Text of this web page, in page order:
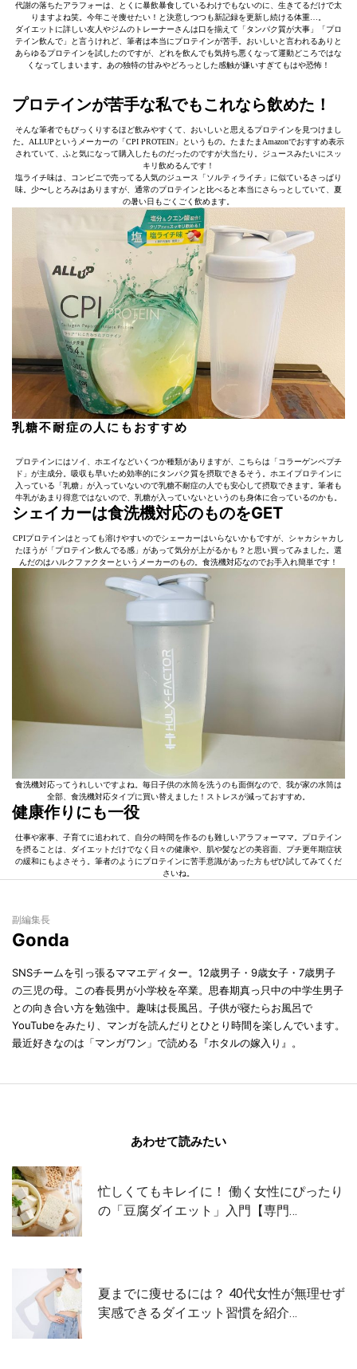
代謝の落ちたアラフォーは、とくに暴飲暴食しているわけでもないのに、生きてるだけで太
りますよね笑。今年こそ痩せたい！と決意しつつも新記録を更新し続ける体重…。
ダイエットに詳しい友人やジムのトレーナーさんは口を揃えて「タンパク質が大事」「プロ
テイン飲んで」と言うけれど、筆者は本当にプロテインが苦手。おいしいと言われるありと
あらゆるプロテインを試したのですが、どれを飲んでも気持ち悪くなって運動どころではな
くなってしまいます。あの独特の甘みやどろっとした感触が嫌いすぎてもはや恐怖！
プロテインが苦手な私でもこれなら飲めた！
そんな筆者でもびっくりするほど飲みやすくて、おいしいと思えるプロテインを見つけまし
た。ALLUPというメーカーの「CPI PROTEIN」というもの。たまたまAmazonでおすすめ表示
されていて、ふと気になって購入したものだったのですが大当たり。ジュースみたいにスッ
キリ飲めるんです！
塩ライチ味は、コンビニで売ってる人気のジュース「ソルティライチ」に似ているさっぱり
味。少〜しとろみはありますが、通常のプロテインと比べると本当にさらっとしていて、夏
の暑い日もごくごく飲めます。
乳糖不耐症の人にもおすすめ
プロテインにはソイ、ホエイなどいくつか種類がありますが、こちらは「コラーゲンペプチ
ド」が主成分。吸収も早いため効率的にタンパク質を摂取できるそう。ホエイプロテインに
入っている「乳糖」が入っていないので乳糖不耐症の人でも安心して摂取できます。筆者も
牛乳があまり得意ではないので、乳糖が入っていないというのも身体に合っているのかも。
シェイカーは食洗機対応のものをGET
CPIプロテインはとっても溶けやすいのでシェーカーはいらないかもですが、シャカシャカし
たほうが「プロテイン飲んでる感」があって気分が上がるかも？と思い買ってみました。選
んだのはハルクファクターというメーカーのもの。食洗機対応なのでお手入れ簡単です！
食洗機対応ってうれしいですよね。毎日子供の水筒を洗うのも面倒なので、我が家の水筒は
全部、食洗機対応タイプに買い替えました！ストレスが減っておすすめ。
健康作りにも一役
仕事や家事、子育てに追われて、自分の時間を作るのも難しいアラフォーママ。プロテイン
を摂ることは、ダイエットだけでなく日々の健康や、肌や髪などの美容面、プチ更年期症状
の緩和にもよさそう。筆者のようにプロテインに苦手意識があった方もぜひ試してみてくだ
さいね。
副編集長
Gonda
SNSチームを引っ張るママエディター。12歳男子・9歳女子・7歳男子
の三児の母。この春長男が小学校を卒業。思春期真っ只中の中学生男子
との向き合い方を勉強中。趣味は長風呂。子供が寝たらお風呂で
YouTubeをみたり、マンガを読んだりとひとり時間を楽しんでいます。
最近好きなのは「マンガワン」で読める『ホタルの嫁入り』。
あわせて読みたい
忙しくてもキレイに！ 働く女性にぴったり
の「豆腐ダイエット」入門【専門…
夏までに痩せるには？ 40代女性が無理せず
実感できるダイエット習慣を紹介…